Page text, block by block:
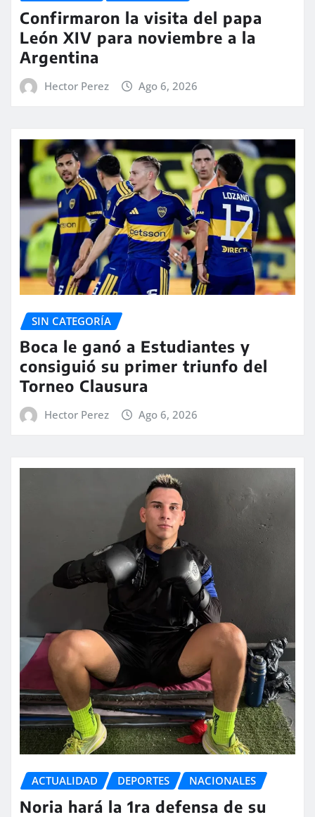
Confirmaron la visita del papa
León XIV para noviembre a la
Argentina
Hector Perez Ago 6, 2026
SIN CATEGORÍA
Boca le ganó a Estudiantes y
consiguió su primer triunfo del
Torneo Clausura
Hector Perez Ago 6, 2026
ACTUALIDAD DEPORTES NACIONALES
Noria hará la 1ra defensa de su